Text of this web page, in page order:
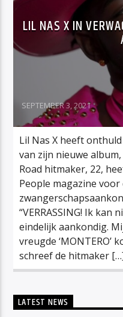
LIL NAS X IN
SEPTEMBER 3, 2021
Lil Nas X heeft
van zijn nieuwe
Road hitmaker, 22,
People magazine voor
“VERRASSING! Ik kan
eindelijk aankondig.
vreugde ‘MONTERO’
schreef de hitmaker
LATEST NEWS